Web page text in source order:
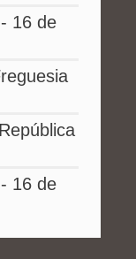
16 de
16 de